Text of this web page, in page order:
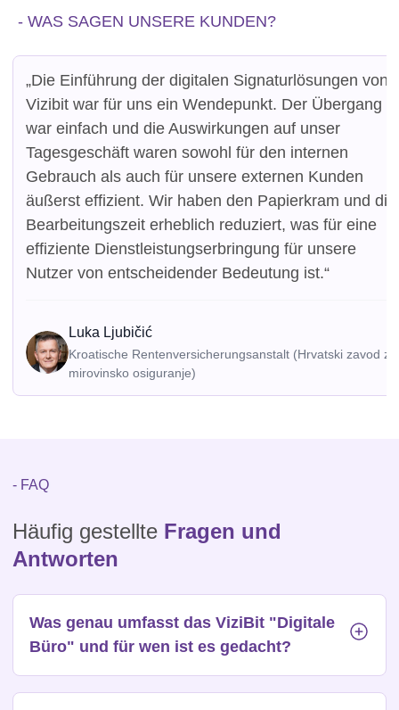
- WAS SAGEN UNSERE KUNDEN?
„Die Einführung der digitalen Signaturlösungen von
Vizibit war für uns ein Wendepunkt. Der Übergang
war einfach und die Auswirkungen auf unser
Tagesgeschäft waren sowohl für den internen
Gebrauch als auch für unsere externen Kunden
äußerst effizient. Wir haben den Papierkram und die
Bearbeitungszeit erheblich reduziert, was für eine
effiziente Dienstleistungserbringung für unsere
Nutzer von entscheidender Bedeutung ist.“
Luka Ljubičić
Kroatische Rentenversicherungsanstalt (Hrvatski zavod za
mirovinsko osiguranje)
- FAQ
Häufig gestellte Fragen und
Antworten
Was genau umfasst das ViziBit "Digitale
Büro" und für wen ist es gedacht?